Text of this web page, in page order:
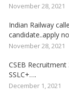
November 28, 2021
Indian Railway
candidate..apply
November 28, 2021
CSEB
SSLC+….
December 1, 2021